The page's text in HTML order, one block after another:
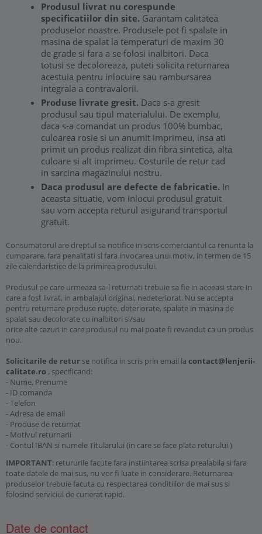
Produsul livrat nu corespunde
specificatiilor din site. Garantam calitatea
produselor noastre. Produsele pot fi spalate in
masina de spalat la temperaturi de maxim 30
de grade si fara a se folosi inalbitori. Daca
totusi se decoloreaza, puteti solicita returnarea
acestuia pentru inlocuire sau rambursarea
integrala a contravalorii.
Produse livrate gresit. Daca s-a gresit
produsul sau tipul materialului. De exemplu,
daca s-a comandat un produs 100% bumbac,
culoarea rosie si un anumit imprimeu, insa ati
primit un produs realizat din fibra sintetica, alta
culoare si alt imprimeu. Costurile de retur cad
in sarcina magazinului nostru.
Daca produsul are defecte de fabricatie. In
aceasta situatie, vom inlocui produsul gratuit
sau vom accepta returul asigurand transportul
gratuit.
Consumatorul are dreptul sa notifice in scris comerciantul ca renunta la
cumparare, fara penalitati si fara invocarea unui motiv, in termen de 15
zile calendaristice de la primirea produsului.
Produsul pe care urmeaza sa-l returnati trebuie sa fie in aceeasi stare in
care a fost livrat, in ambalajul original, nedeteriorat. Nu se accepta
pentru returnare produse rupte, deteriorate, spalate in masina de
spalat sau decolorate cu inalbitori si/sau
orice alte cazuri in care produsul nu mai poate fi revandut ca un produs
nou.
Solicitarile de retur se notifica in scris prin email la contact@lenjerii-
calitate.ro , specificand:
- Nume, Prenume
- ID comanda
- Telefon
- Adresa de email
- Produse de returnat
- Motivul returnarii
- Contul IBAN si numele Titularului (in care se face plata returului )
IMPORTANT: retururile facute fara instiintarea scrisa prealabila si fara
toate datele de mai sus, nu vor fi luate in considerare. Returnarea
produselor trebuie facuta cu respectarea conditiilor de mai sus si
folosind serviciul de curierat rapid.
Date de contact